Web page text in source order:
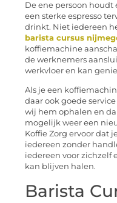
De ene persoon
een sterke espresso
drinkt. Niet iedereen
barista cursus
koffiemachine
de werknemers
werkvloer en kan
Als je een
daar ook goede
wij hem ophalen en
mogelijk weer een
Koffie Zorg ervoor dat
iedereen zonder
iedereen voor zichzelf
kan blijven halen.
Barista